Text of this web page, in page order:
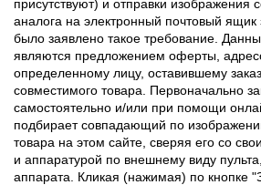
присутствуют) и отправки изображения
аналога на электронный почтовый ящик
было заявлено такое требование.
являются предложением оферты,
определенному лицу, оставившему
совместимого товара. Первоначально
самостоятельно и/или при помощи
подбирает совпадающий по
товара на этом сайте, сверяя его со
и аппаратурой по внешнему виду
аппарата. Кликая (нажимая) по кнопке